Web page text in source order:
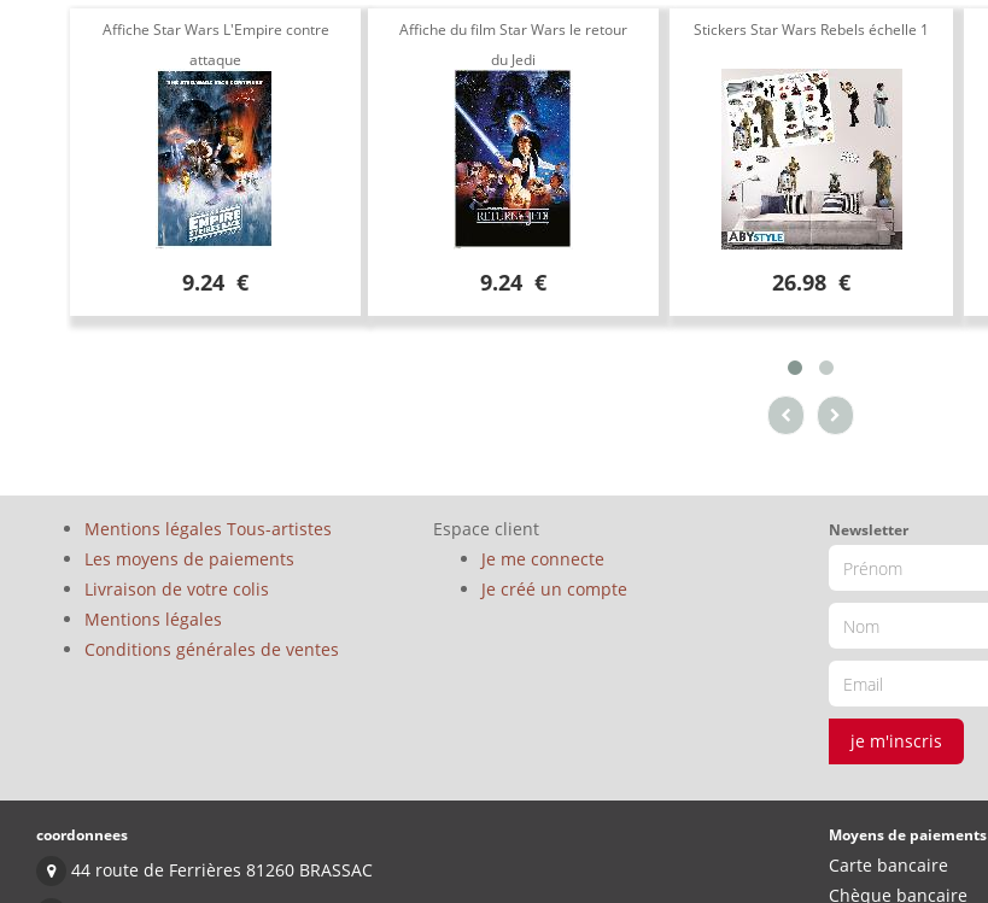
Affiche Star Wars L'Empire contre
attaque
9.24 €
Affiche du film Star Wars le retour
du Jedi
9.24 €
Stickers Star Wars Rebels échelle 1
26.98 €
Mentions légales Tous-artistes
Les moyens de paiements
Livraison de votre colis
Mentions légales
Conditions générales de ventes
Espace client
Je me connecte
Je créé un compte
Newsletter
je m'inscris
coordonnees
44 route de Ferrières 81260 BRASSAC
Moyens de paiements
Carte bancaire
Chèque bancaire